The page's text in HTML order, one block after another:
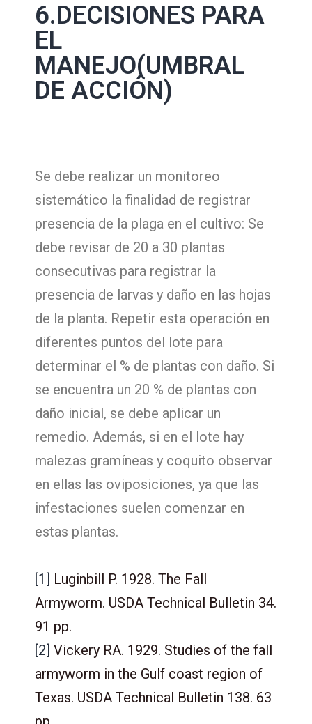
6.DECISIONES PARA
EL
MANEJO(UMBRAL
DE ACCIÓN)
Se debe realizar un monitoreo
sistemático la finalidad de registrar
presencia de la plaga en el cultivo: Se
debe revisar de 20 a 30 plantas
consecutivas para registrar la
presencia de larvas y daño en las hojas
de la planta. Repetir esta operación en
diferentes puntos del lote para
determinar el % de plantas con daño. Si
se encuentra un 20 % de plantas con
daño inicial, se debe aplicar un
remedio. Además, si en el lote hay
malezas gramíneas y coquito observar
en ellas las oviposiciones, ya que las
infestaciones suelen comenzar en
estas plantas.
[1]
Luginbill P. 1928. The Fall
Armyworm. USDA Technical Bulletin 34.
91 pp.
[2] Vickery RA. 1929. Studies of the fall
armyworm in the Gulf coast region of
Texas. USDA Technical Bulletin 138. 63